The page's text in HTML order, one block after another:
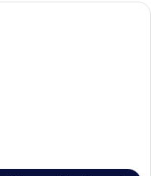
mit Bett, einem